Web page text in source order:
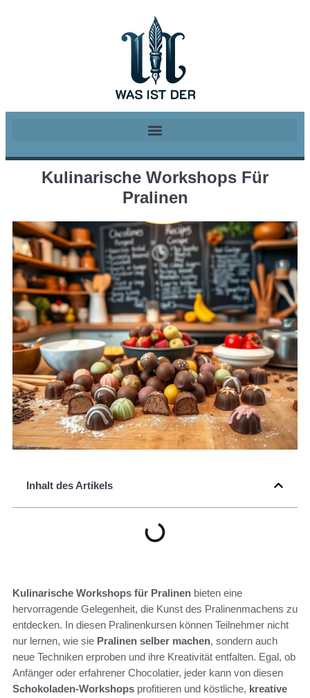
Kulinarische Workshops Für
Pralinen
Inhalt des Artikels
Kulinarische Workshops für Pralinen bieten eine
hervorragende Gelegenheit, die Kunst des Pralinenmachens zu
entdecken. In diesen Pralinenkursen können Teilnehmer nicht
nur lernen, wie sie Pralinen selber machen, sondern auch
neue Techniken erproben und ihre Kreativität entfalten. Egal, ob
Anfänger oder erfahrener Chocolatier, jeder kann von diesen
Schokoladen-Workshops profitieren und köstliche, kreative